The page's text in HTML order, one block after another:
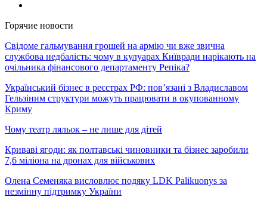
Горячие новости
Свідоме гальмування грошей на армію чи вже звична
службова недбалість: чому в кулуарах Київради нарікають на
очільника фінансового департаменту Репіка?
Український бізнес в реєстрах РФ: пов’язані з Владиславом
Гельзіним структури можуть працювати в окупованному
Криму
Чому театр ляльок – не лише для дітей
Криваві ягоди: як полтавські чиновники та бізнес заробили
7,6 міліона на дронах для військових
Олена Семеняка висловлює подяку LDK Palikuonys за
незмінну підтримку України